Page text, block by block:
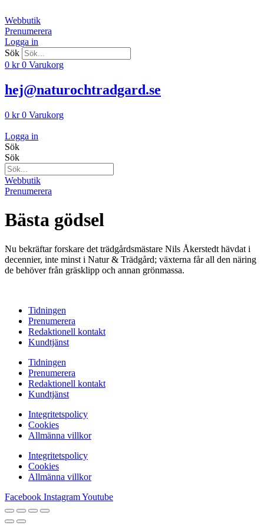
till
innehåll
Webbutik
Prenumerera
Logga in
Sök
0 kr 0 Varukorg
hej@naturochtradgard.se
0 kr 0 Varukorg
Logga in
Sök
Sök
Webbutik
Prenumerera
Bästa gödsel
Nu bekräftar forskare det trädgårdsmästare Nils Åkerstedt hävdat i
decennier, inte minst i Natur & Trädgård; växterna får all den näring
de behöver från gräsklipp och annan grönmassa.
Tidningen
Prenumerera
Redaktionell kontakt
Kundtjänst
Tidningen
Prenumerera
Redaktionell kontakt
Kundtjänst
Integritetspolicy
Cookies
Allmänna villkor
Integritetspolicy
Cookies
Allmänna villkor
Facebook InstagramYoutube